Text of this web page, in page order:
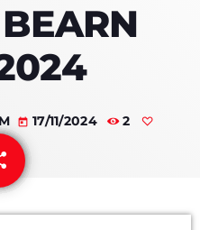
today 17/11/2024 2